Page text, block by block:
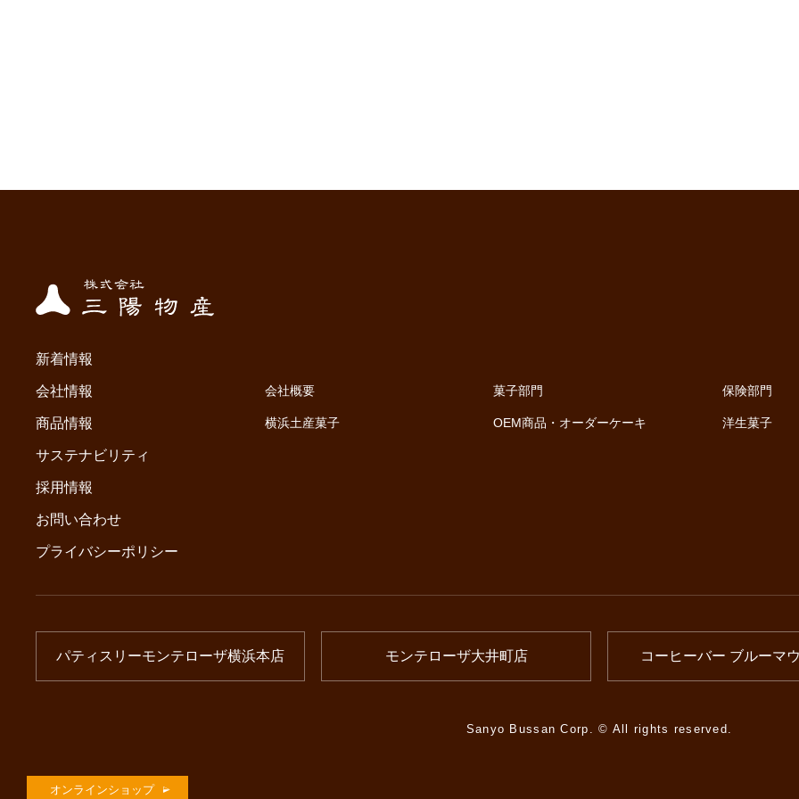
新着情報
会社情報 会社概要 菓子部門 保険部門
商品情報 横浜土産菓子 OEM商品・オーダーケーキ 洋生菓子
サステナビリティ
採用情報
お問い合わせ
プライバシーポリシー
パティスリーモンテローザ横浜本店 モンテローザ大井町店 コーヒーバー ブルーマ
Sanyo Bussan Corp. © All rights reserved.
オンラインショップ